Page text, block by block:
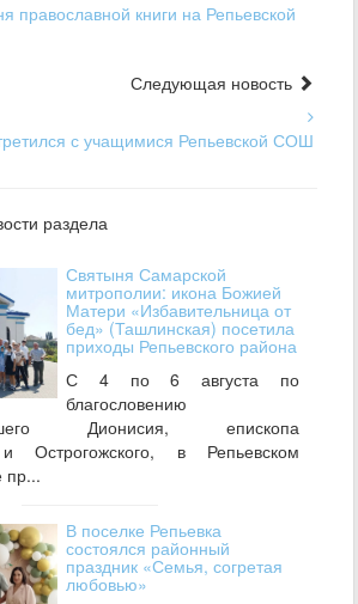
православной книги на Репьевской
Следующая новость
с учащимися Репьевской СОШ
раздела
Святыня Самарской
митрополии: икона Божией
Матери «Избавительница от
бед» (Ташлинская) посетила
приходы Репьевского района
С 4 по 6 августа по
благословению
Дионисия, епископа
и Острогожского, в Репьевском
пр...
В поселке Репьевка
состоялся районный
праздник «Семья, согретая
любовью»